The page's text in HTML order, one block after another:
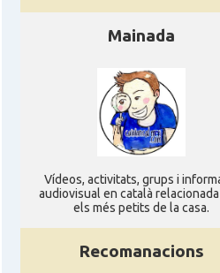
CAMON
Ateneu
Casal
Casal
Mainada
Ví­deos, activitats, grups i
audiovisual en català relacionada
els més petits de la casa.
Recomanacions